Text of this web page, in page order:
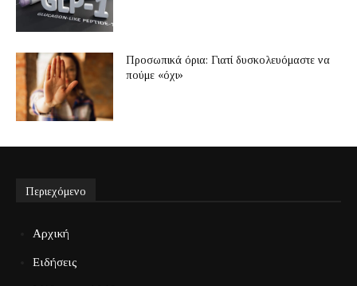
Προσωπικά όρια: Γιατί δυσκολευόμαστε να
πούμε «όχι»
Περιεχόμενο
Αρχική
Ειδήσεις